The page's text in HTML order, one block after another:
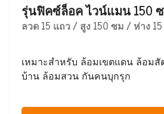
รุ่นฟิคซ์ล็อค ไวน์แมน 150
ลวด 15 แถว / สูง 150 ซม / ห่าง
เหมาะสำหรับ ล้อมเขตแดน ล้อม
บ้าน ล้อมสวน กันคนบุกรุก